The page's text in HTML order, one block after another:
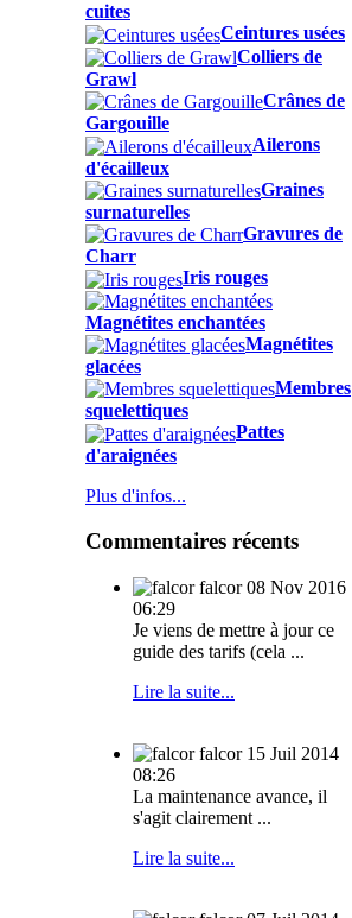
cuites
Ceintures usées
Colliers de
Grawl
Crânes de
Gargouille
Ailerons
d'écailleux
Graines
surnaturelles
Gravures de
Charr
Iris rouges
Magnétites enchantées
Magnétites
glacées
Membres
squelettiques
Pattes
d'araignées
Plus d'infos...
Commentaires récents
falcor 08 Nov 2016
06:29
Je viens de mettre à jour ce
guide des tarifs (cela ...
Lire la suite...
falcor 15 Juil 2014
08:26
La maintenance avance, il
s'agit clairement ...
Lire la suite...